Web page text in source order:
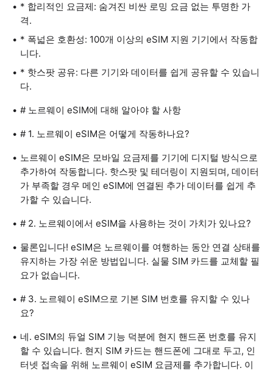
* 합리적인 요금제: 숨겨진 비싼 로밍 요금 없는 투명한 가
격.
* 폭넓은 호환성: 100개 이상의 eSIM 지원 기기에서 작동합
니다.
* 핫스팟 공유: 다른 기기와 데이터를 쉽게 공유할 수 있습니
다.
# 노르웨이 eSIM에 대해 알아야 할 사항
# 1. 노르웨이 eSIM은 어떻게 작동하나요?
노르웨이 eSIM은 모바일 요금제를 기기에 디지털 방식으로
추가하여 작동합니다. 핫스팟 및 테더링이 지원되며, 데이터
가 부족할 경우 메인 eSIM에 연결된 추가 데이터를 쉽게 추
가할 수 있습니다.
# 2. 노르웨이에서 eSIM을 사용하는 것이 가치가 있나요?
물론입니다! eSIM은 노르웨이를 여행하는 동안 연결 상태를
유지하는 가장 쉬운 방법입니다. 실물 SIM 카드를 교체할 필
요가 없습니다.
# 3. 노르웨이 eSIM으로 기본 SIM 번호를 유지할 수 있나
요?
네. eSIM의 듀얼 SIM 기능 덕분에 현지 핸드폰 번호를 유지
할 수 있습니다. 현지 SIM 카드는 핸드폰에 그대로 두고, 인
터넷 접속을 위해 노르웨이 eSIM 요금제를 추가합니다. 이